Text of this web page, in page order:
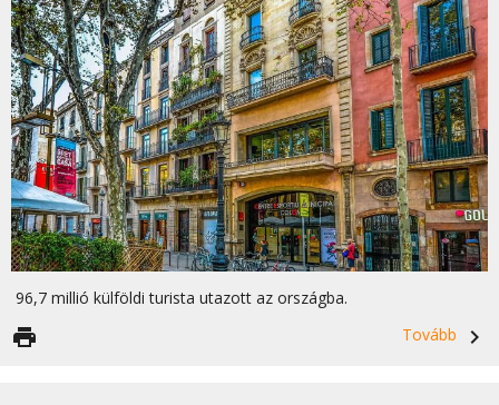
96,7 millió külföldi turista utazott az országba.
Tovább
navigate_next
print